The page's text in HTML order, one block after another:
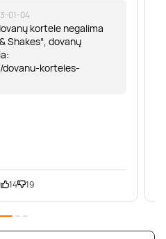
01-04
kortele negalima
Shakes“, dovanų
korteles-
14 19